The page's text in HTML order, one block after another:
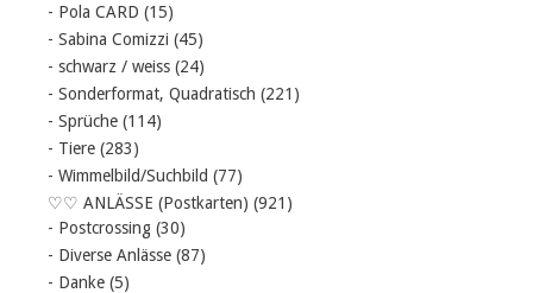
- Pola CARD (15)
- Sabina Comizzi (45)
- schwarz / weiss (24)
- Sonderformat, Quadratisch (221)
- Sprüche (114)
- Tiere (283)
- Wimmelbild/Suchbild (77)
♡♡ ANLÄSSE (Postkarten) (921)
- Postcrossing (30)
- Diverse Anlässe (87)
- Danke (5)